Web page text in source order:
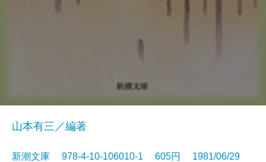
山本有三／編著
新潮文庫 978-4-10-106010-1 605円 1981/06/29